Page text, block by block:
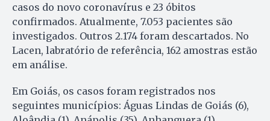
casos do novo coronavírus e 23 óbitos
confirmados. Atualmente, 7.053 pacientes são
investigados. Outros 2.174 foram descartados. No
Lacen, labratório de referência, 162 amostras estão
em análise.
Em Goiás, os casos foram registrados nos
seguintes municípios: Águas Lindas de Goiás (6),